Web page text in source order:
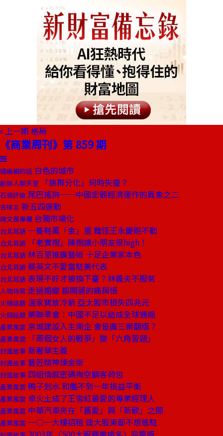
上一期 格局
《商業周刊》第 859 期
總編輯的話 白色的城市
創辦人聊天室 「族群分化」何時失靈？
石頭評論 尾巴搖狗──中國宏觀經濟運作的異象之二
去梯言 新五四運動
陳文茜專欄 台獨市場化
台北耳語 一隻鞋萬「金」重 難怪王永慶跑不動
台北耳語 「老實樹」陳樹讓小朋友很high！
台北耳語 林百里推廣藝術 十足企業家本色
台北耳語 蔡英文不愛當駐美代表
台北耳語 表現不好才被換下臺？林義夫不服氣
人物特寫 走過婚變 鄒開蓮的痛與悟
火線話題 溫家寶放冷箭 亞太股市損失四兆元
火線話題 美聯準會：中國不足以造成全球通縮
產業風雲 京城建設入主南企 會是廣三案翻版？
產業風雲 「兩個女人的戰爭」變「六角習題」
封面故事 新奢華主義
封面故事 藝匠精神煉金術
封面故事 四組情感密碼掏空顧客荷包
產業風雲 鴨子划水 和艦不到一年損益平衡
產業風雲 卓火土成了王雪紅最愛的專業經理人
產業風雲 中華汽車夾在「舊愛」與「新歡」之間
產業風雲 一○一大樓招租 連大股東都不想進駐